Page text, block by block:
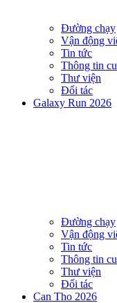
Đường chạy
Vận động
Tin tức
Thông tin
Thư viện
Đối tác
Galaxy Run 2026
Đường chạy
Vận động
Tin tức
Thông tin
Thư viện
Đối tác
Can Tho 2026